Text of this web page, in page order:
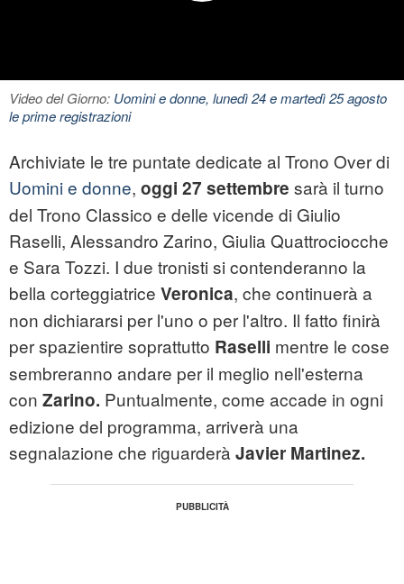
Video del Giorno: Uomini e donne, lunedì 24 e martedì 25 agosto
le prime registrazioni
Archiviate le tre puntate dedicate al Trono Over di
Uomini e donne, oggi 27 settembre sarà il turno
del Trono Classico e delle vicende di Giulio
Raselli, Alessandro Zarino, Giulia Quattrociocche
e Sara Tozzi. I due tronisti si contenderanno la
bella corteggiatrice Veronica, che continuerà a
non dichiararsi per l'uno o per l'altro. Il fatto finirà
per spazientire soprattutto Raselli mentre le cose
sembreranno andare per il meglio nell'esterna
con Zarino. Puntualmente, come accade in ogni
edizione del programma, arriverà una
segnalazione che riguarderà Javier Martinez.